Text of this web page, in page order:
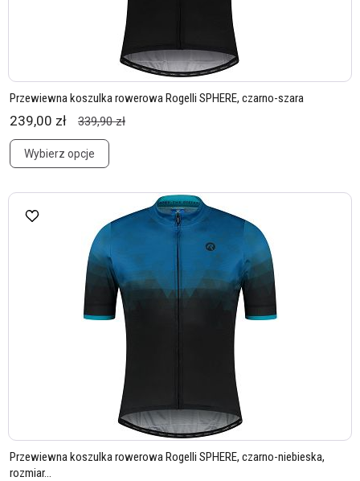
Przewiewna koszulka rowerowa Rogelli SPHERE, czarno-szara
239,00 zł 339,90 zł
Wybierz opcje
Przewiewna koszulka rowerowa Rogelli SPHERE, czarno-niebieska,
rozmiar...